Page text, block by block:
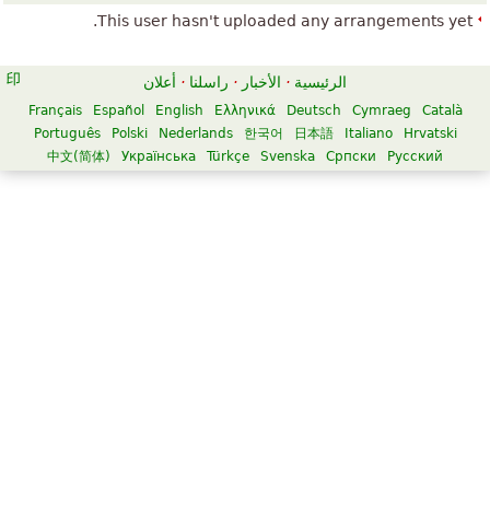
This user hasn't uploaded any arrangements yet.
الرئيسية · الأخبار · راسلنا · أعلان
Català
Cymraeg
Deutsch
Ελληνικά
English
Español
Français
Hrvatski
Italiano
日本語
한국어
Nederlands
Polski
Português
Русский
Српски
Svenska
Türkçe
Українська
中文(简体)